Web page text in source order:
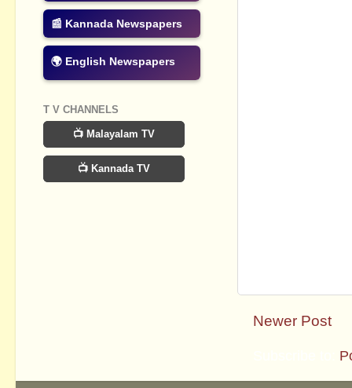
Newer Post
📰 Kannada Newspapers
🌍 English Newspapers
T V CHANNELS
📺 Malayalam TV
📺 Kannada TV